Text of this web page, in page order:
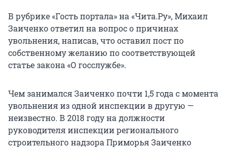
В рубрике «Гость портала» на «Чита.Ру», Михаил
Заиченко ответил на вопрос о причинах
увольнения, написав, что оставил пост по
собственному желанию по соответствующей
статье закона «О госслужбе».
Чем занимался Заиченко почти 1,5 года с момента
увольнения из одной инспекции в другую —
неизвестно. В 2018 году на должности
руководителя инспекции регионального
строительного надзора Приморья Заиченко